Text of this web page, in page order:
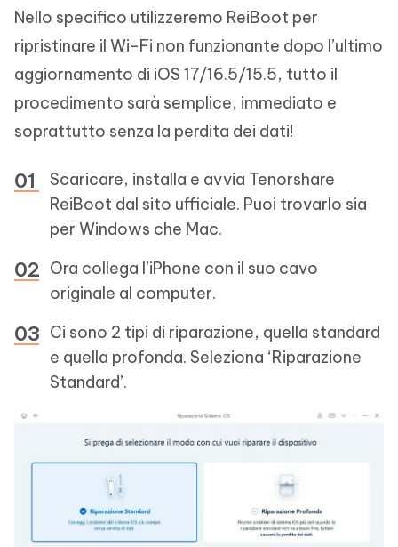
Nello specifico utilizzeremo ReiBoot per
ripristinare il Wi-Fi non funzionante dopo l’ultimo
aggiornamento di iOS 17/16.5/15.5, tutto il
procedimento sarà semplice, immediato e
soprattutto senza la perdita dei dati!
Scaricare, installa e avvia Tenorshare
ReiBoot dal sito ufficiale. Puoi trovarlo sia
per Windows che Mac.
Ora collega l’iPhone con il suo cavo
originale al computer.
Ci sono 2 tipi di riparazione, quella standard
e quella profonda. Seleziona ‘Riparazione
Standard’.